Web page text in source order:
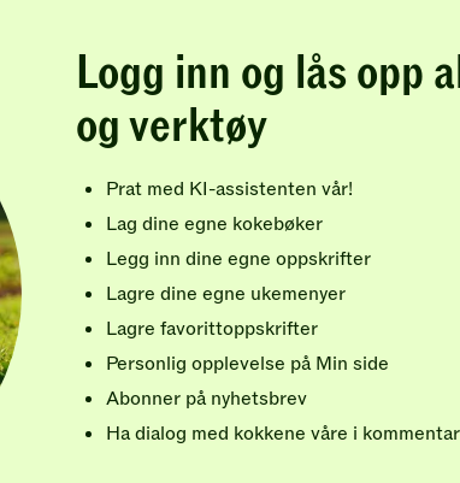
Logg inn og lås opp
og verktøy
Prat med KI-assistenten vår!
Lag dine egne kokebøker
Legg inn dine egne oppskrifter
Lagre dine egne ukemenyer
Lagre favorittoppskrifter
Personlig opplevelse på Min side
Abonner på nyhetsbrev
Ha dialog med kokkene våre i